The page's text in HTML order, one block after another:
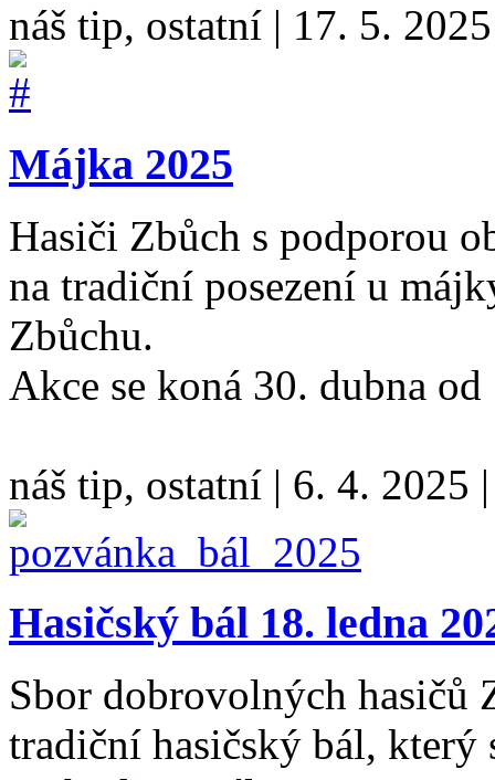
náš tip, ostatní | 17. 5. 2025
Májka 2025
Hasiči Zbůch s podporou
na tradiční posezení u
Zbůchu.
Akce se koná 30. dubna
náš tip, ostatní | 6. 4. 2025
Hasičský bál 18. ledna
Sbor dobrovolných hasičů
tradiční hasičský bál, který